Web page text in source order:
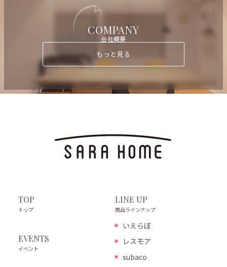
COMPANY
会社概要
もっと見る
TOP
トップ
EVENTS
イベント
LINE UP
商品ラインナップ
いえらぼ
レスモア
subaco